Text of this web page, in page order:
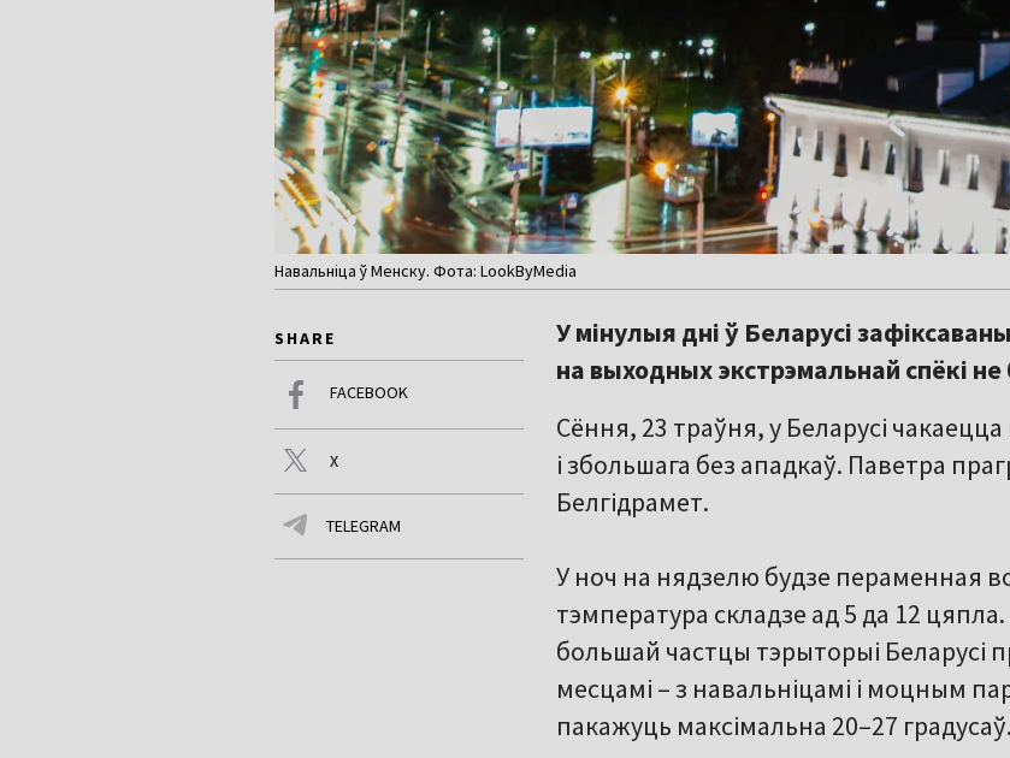
Навальніца ў Менску. Фота: LookByMedia
SHARE
FACEBOOK
X
TELEGRAM
У мінулыя дні ў Беларусі
на выходных экстрэмальнай спёкі не
Сёння, 23 траўня, у Беларусі
і збольшага без ападкаў. Паветра
Белгідрамет.
У ноч на нядзелю будзе пераменная
тэмпература складзе ад 5 да 12
большай частцы тэрыторыі
месцамі – з навальніцамі і моцным
пакажуць максімальна 20–27 градусаў.